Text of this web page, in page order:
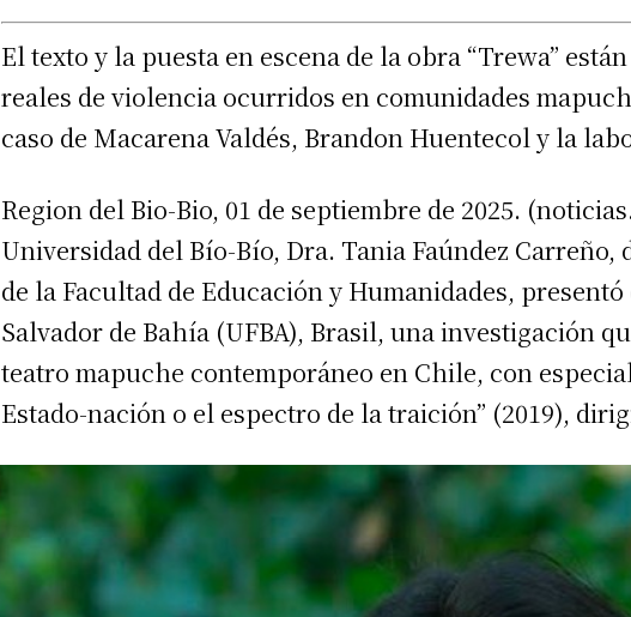
El texto y la puesta en escena de la obra “Trewa”
reales de violencia ocurridos en comunidades
caso de Macarena Valdés, Brandon Huentecol y la
Region del Bio-Bio, 01 de septiembre de 2025.
Universidad del Bío-Bío, Dra. Tania Faúndez Carreño,
de la Facultad de Educación y Humanidades,
Salvador de Bahía (UFBA), Brasil, una investigación
teatro mapuche contemporáneo en Chile, con
Estado-nación o el espectro de la traición” (2019),